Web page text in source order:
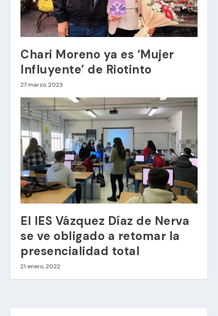
Chari Moreno ya es ‘Mujer
Influyente’ de Riotinto
27 marzo, 2023
El IES Vázquez Díaz de Nerva
se ve obligado a retomar la
presencialidad total
21 enero, 2022